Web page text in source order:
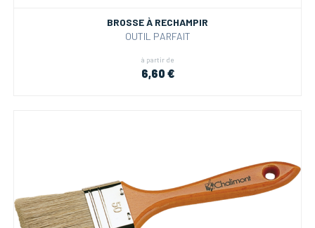
BROSSE À RECHAMPIR
OUTIL PARFAIT
à partir de
6,60 €